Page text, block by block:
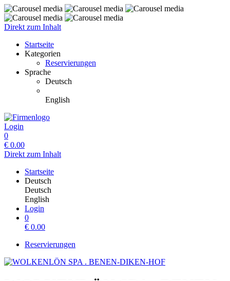
Direkt zum Inhalt
Startseite
Kategorien
Reservierungen
Sprache
Deutsch
English
Login
0
€ 0.00
Direkt zum Inhalt
Startseite
Deutsch
Deutsch
English
Login
0
€ 0.00
Reservierungen